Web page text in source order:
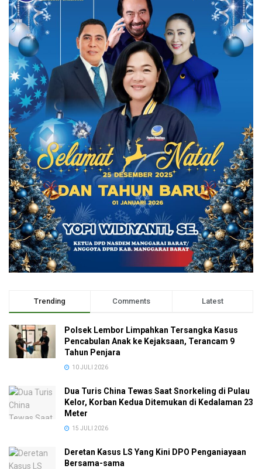
Trending Comments Latest
Polsek Lembor Limpahkan Tersangka Kasus
Pencabulan Anak ke Kejaksaan, Terancam 9
Tahun Penjara
10 JULI 2026
Dua Turis China Tewas Saat Snorkeling di Pulau
Kelor, Korban Kedua Ditemukan di Kedalaman 23
Meter
15 JULI 2026
Deretan Kasus LS Yang Kini DPO Penganiayaan
Bersama-sama